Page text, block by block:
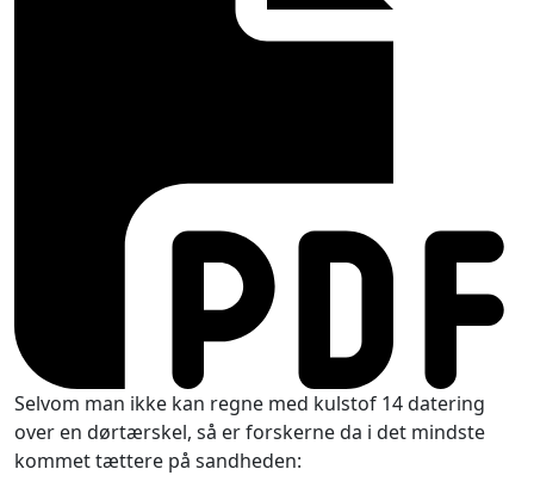
Selvom man ikke kan regne med kulstof 14 datering
over en dørtærskel, så er forskerne da i det mindste
kommet tættere på sandheden: